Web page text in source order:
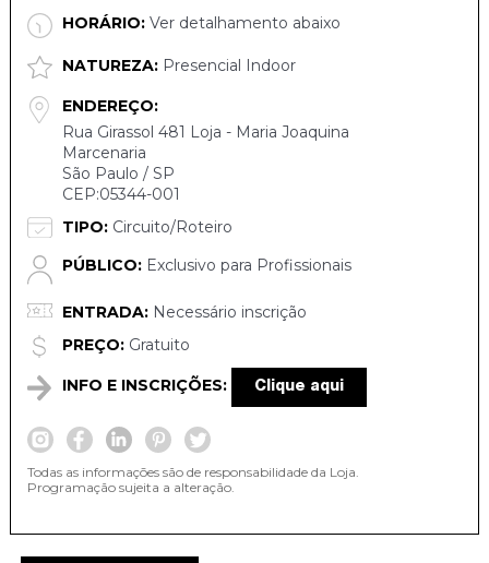
HORÁRIO:Ver detalhamento abaixo
NATUREZA:Presencial Indoor
ENDEREÇO:
Rua Girassol 481 Loja - Maria Joaquina
Marcenaria
São Paulo / SP
CEP:05344-001
TIPO:Circuito/Roteiro
PÚBLICO:Exclusivo para Profissionais
ENTRADA:Necessário inscrição
PREÇO:Gratuito
INFO E INSCRIÇÕES: Clique aqui
Todas as informações são de responsabilidade da Loja.
Programação sujeita a alteração.